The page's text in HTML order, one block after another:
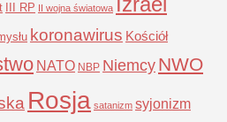
III RP II wojna światowa
koronawirus Kościół
NATO NBP NiemcyNWO
Rosja satanizm syjonizm